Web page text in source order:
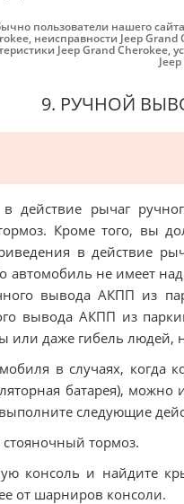
пользователи нашего
, неисправности Jeep Grand
Jeep Grand Cherokee,
9. РУЧНОЙ
действие рычаг
Кроме того, вы
в действие
автомобиль не имеет
вывода АКПП из
вывода АКПП из
или даже гибель людей,
в случаях, когда
батарея),
следующие
тормоз.
консоль и найдите
от шарниров консоли.